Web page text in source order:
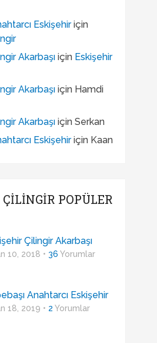
Eskişehiriçin
Akarbaşıiçin Eskişehir
Akarbaşıiçin Hamdi
Akarbaşıiçin Serkan
Eskişehiriçin Kaan
POPÜLER
Çilingir Akarbaşı
10, 2018 • 36 Yorumlar
Anahtarcı Eskişehir
18, 2019 • 2 Yorumlar